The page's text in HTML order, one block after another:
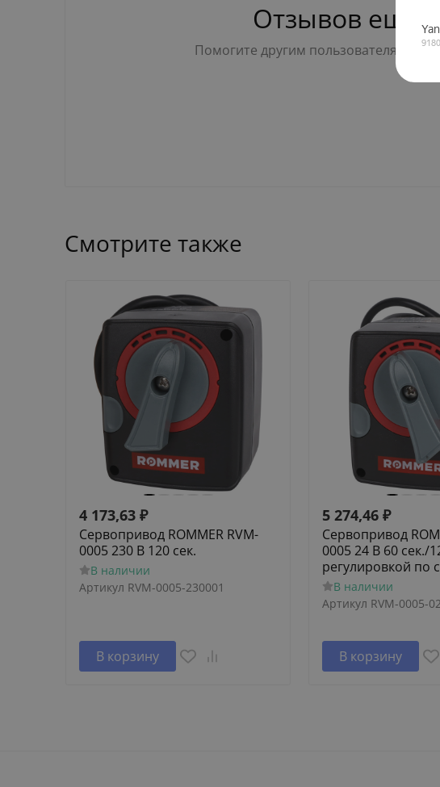
Отзывов ещё
Помогите другим пользователям с
Смотрите также
4 173,63 ₽
Сервопривод ROMMER RVM-
0005 230 В 120 сек.
В наличии
Артикул RVM-0005-230001
В корзину
5 274,46 ₽
Сервопривод
0005 24 В 60 сек./
регулировкой по
В наличии
Артикул RVM-0005-
В корзину